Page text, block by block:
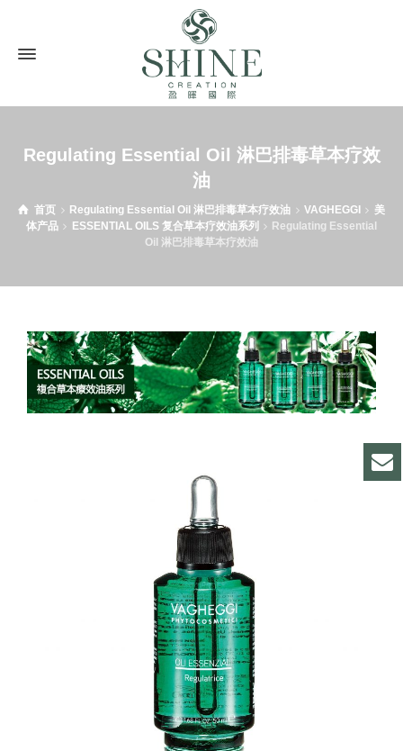
Regulating Essential Oil 淋巴排毒草本疗效
油
首页 Regulating Essential Oil 淋巴排毒草本疗效油 VAGHEGGI
美
体产品
ESSENTIAL OILS 复合草本疗效油系列
Regulating Essential
Oil 淋巴排毒草本疗效油